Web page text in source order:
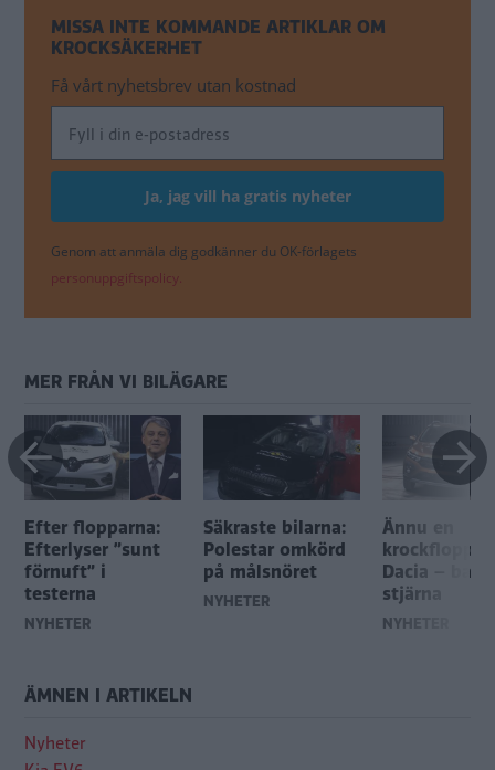
MISSA INTE KOMMANDE ARTIKLAR OM
KROCKSÄKERHET
Få vårt nyhetsbrev utan kostnad
Genom att anmäla dig godkänner du OK-förlagets
personuppgiftspolicy.
MER FRÅN VI BILÄGARE
Efter flopparna:
Efterlyser ”sunt
förnuft” i
testerna
NYHETER
Säkraste bilarna:
Polestar omkörd
på målsnöret
NYHETER
Ännu en
krockflopp
Dacia – bara
stjärna
NYHETER
ÄMNEN I ARTIKELN
Nyheter